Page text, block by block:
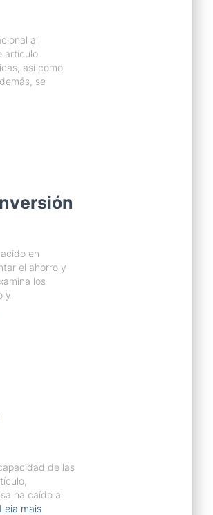
al
artículo
así como
se
en
el ahorro y
los
y
de las
ha caído al
Leia mais